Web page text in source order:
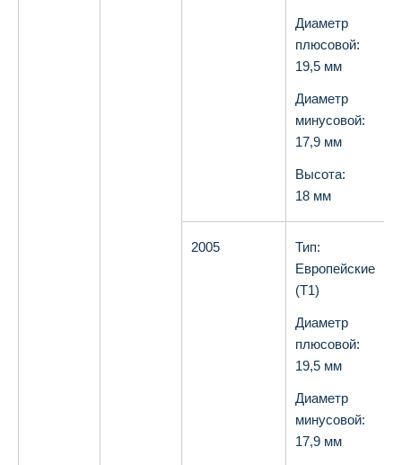
Диаметр
плюсовой:
19,5 мм
Диаметр
минусовой:
17,9 мм
Высота:
18 мм
2005
Тип:
Европейские
(T1)
Диаметр
плюсовой:
19,5 мм
Диаметр
минусовой:
17,9 мм